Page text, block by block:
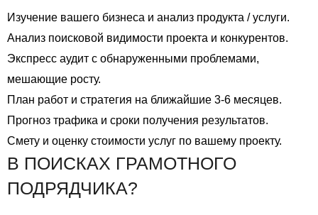
Изучение вашего бизнеса и анализ продукта / услуги.
Анализ поисковой видимости проекта и конкурентов.
Экспресс аудит с обнаруженными проблемами,
мешающие росту.
План работ и стратегия на ближайшие 3-6 месяцев.
Прогноз трафика и сроки получения результатов.
Смету и оценку стоимости услуг по вашему проекту.
В ПОИСКАХ ГРАМОТНОГО
ПОДРЯДЧИКА?